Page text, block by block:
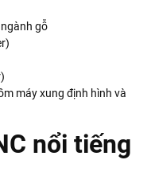
gỗ
máy xung định hình và
nổi tiếng